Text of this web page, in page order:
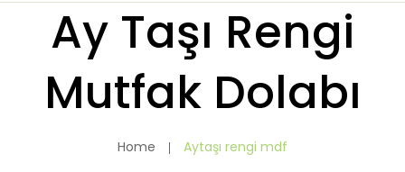
Ay Taşı Rengi
Mutfak Dolabı
Home Aytaşı rengi mdf